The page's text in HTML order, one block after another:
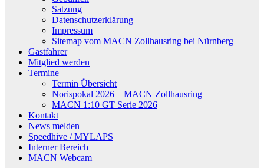
Satzung
Datenschutzerklärung
Impressum
Sitemap vom MACN Zollhausring bei Nürnberg
Gastfahrer
Mitglied werden
Termine
Termin Übersicht
Norispokal 2026 – MACN Zollhausring
MACN 1:10 GT Serie 2026
Kontakt
News melden
Speedhive / MYLAPS
Interner Bereich
MACN Webcam